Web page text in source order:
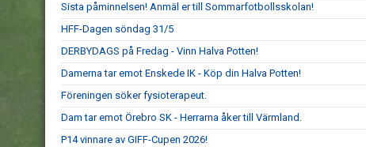
Sista påminnelsen! Anmäl er till Sommarfotbollsskolan!
HFF-Dagen söndag 31/5
DERBYDAGS på Fredag - Vinn Halva Potten!
Damerna tar emot Enskede IK - Köp din Halva Potten!
Föreningen söker fysioterapeut.
Dam tar emot Örebro SK - Herrarna åker till Värmland.
P14 vinnare av GIFF-Cupen 2026!